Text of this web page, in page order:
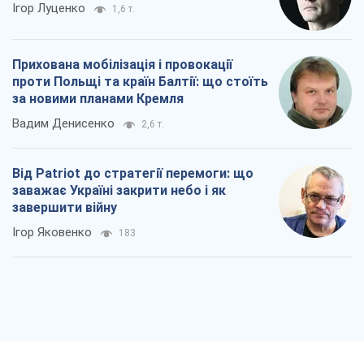
Ігор Луценко 1,6 т.
Прихована мобілізація і провокації
проти Польщі та країн Балтії: що стоїть
за новими планами Кремля
Вадим Денисенко 2,6 т.
Від Patriot до стратегії перемоги: що
заважає Україні закрити небо і як
завершити війну
Ігор Яковенко 183